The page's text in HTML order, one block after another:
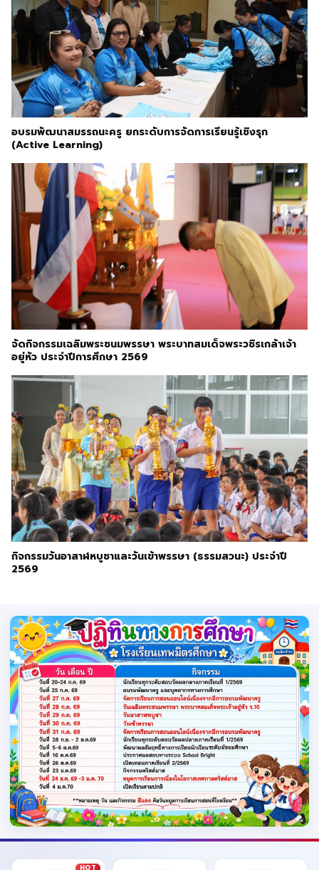
อบรมพัฒนาสมรรถนะครู ยกระดับการจัดการเรียนรู้เชิงรุก
(Active Learning)
จัดกิจกรรมเฉลิมพระชนมพรรษา พระบาทสมเด็จพระวชิรเกล้าเจ้า
อยู่หัว ประจำปีการศึกษา 2569
กิจกรรมวันอาสาฬหบูชาและวันเข้าพรรษา (ธรรมสวนะ) ประจำปี
2569